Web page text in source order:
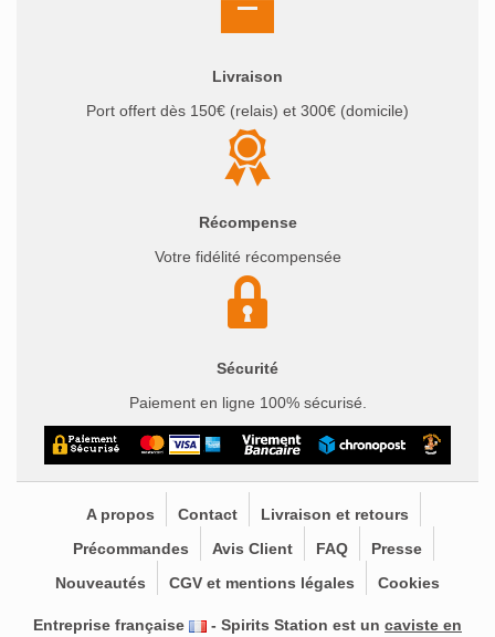
Livraison
Port offert dès 150€ (relais) et 300€ (domicile)
Récompense
Votre fidélité récompensée
Sécurité
Paiement en ligne 100% sécurisé.
A propos Contact
Livraison et retours
Précommandes
Avis Client FAQ
Presse
Nouveautés
CGV et mentions légales Cookies
Entreprise française - Spirits Station est un caviste en